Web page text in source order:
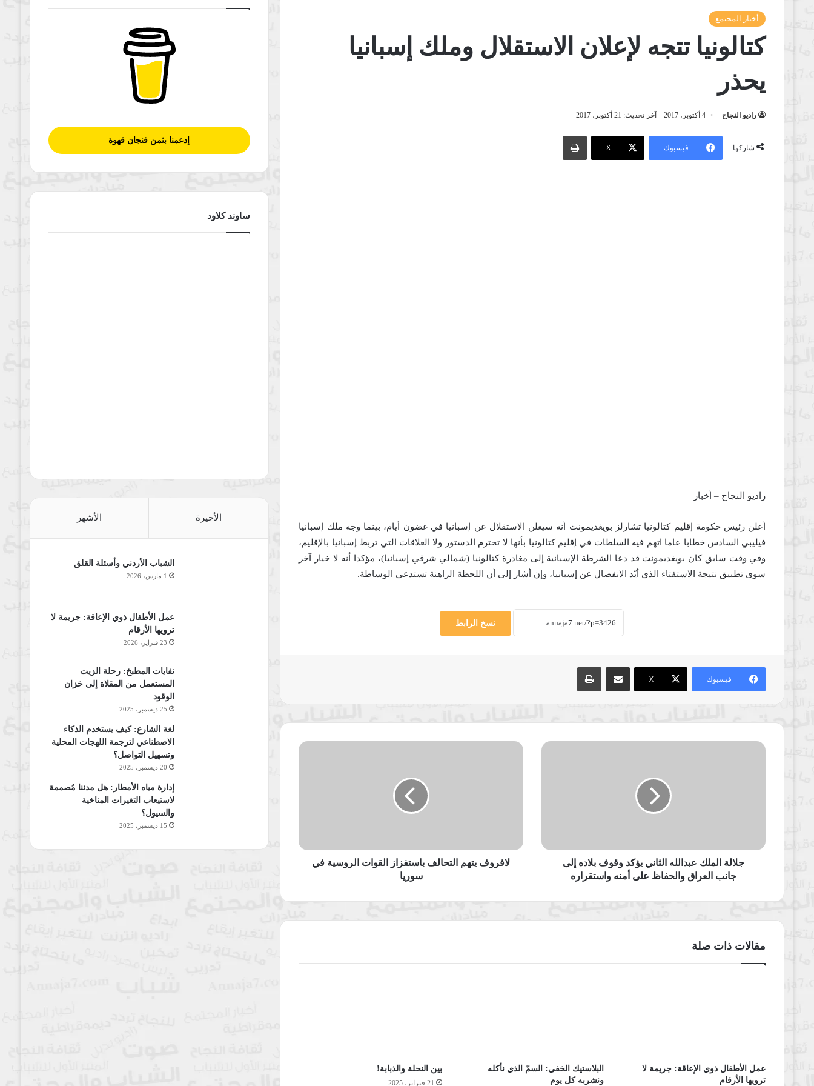
أخبار المجتمع
كتالونيا تتجه لإعلان الاستقلال وملك إسبانيا
يحذر
راديو النجاح 4 أكتوبر، 2017 آخر تحديث: 21 أكتوبر، 2017
شاركها فيسبوك ‫X
طباعة
راديو النجاح – أخبار
أعلن رئيس حكومة إقليم كتالونيا تشارلز بويغديمونت أنه سيعلن الاستقلال عن إسبانيا في غضون أيام، بينما وجه ملك إسبانيا
فيليبي السادس خطابا عاما اتهم فيه السلطات في إقليم كتالونيا بأنها لا تحترم الدستور ولا العلاقات التي تربط إسبانيا بالإقليم،
وفي وقت سابق كان بويغديمونت قد دعا الشرطة الإسبانية إلى مغادرة كتالونيا (شمالي شرقي إسبانيا)، مؤكدا أنه لا خيار آخر
سوى تطبيق نتيجة الاستفتاء الذي أيّد الانفصال عن إسبانيا، وإن أشار إلى أن اللحظة الراهنة تستدعي الوساطة.
نسخ الرابط
فيسبوك ‫X
مشاركة عبر البريد طباعة
جلالة
جانب
أمنه
جلالة الملك عبدالله الثاني يؤكد وقوف بلاده إلى
جانب العراق والحفاظ على أمنه واستقراره
لافروف
لافروف يتهم التحالف باستفزاز القوات الروسية في
سوريا
مقالات ذات صلة
عمل الأطفال ذوي الإعاقة: جريمة لا
ترويها الأرقام
البلاستيك الخفي: السمّ الذي نأكله
ونشربه كل يوم
بين النحلة والذبابة!
21 فبراير، 2025
إدعمنا بثمن فنجان قهوة
ساوند كلاود
الأخيرة الأشهر
الشباب الأردني وأسئلة القلق
1 مارس، 2026
عمل الأطفال ذوي الإعاقة: جريمة لا
ترويها الأرقام
23 فبراير، 2026
نفايات المطبخ: رحلة الزيت
المستعمل من المقلاة إلى خزان
الوقود
25 ديسمبر، 2025
لغة الشارع: كيف يستخدم الذكاء
الاصطناعي لترجمة اللهجات المحلية
وتسهيل التواصل؟
20 ديسمبر، 2025
إدارة مياه الأمطار: هل مدننا مُصممة
لاستيعاب التغيرات المناخية
والسيول؟
15 ديسمبر، 2025